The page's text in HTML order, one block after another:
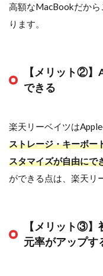
高額なMacBookだか
ります。
【メリット②
できる
楽天リーベイツは
ストレージ・キーボー
スタマイズが自由にで
ができる点は、楽天リ
【メリット③】
元率がアップす